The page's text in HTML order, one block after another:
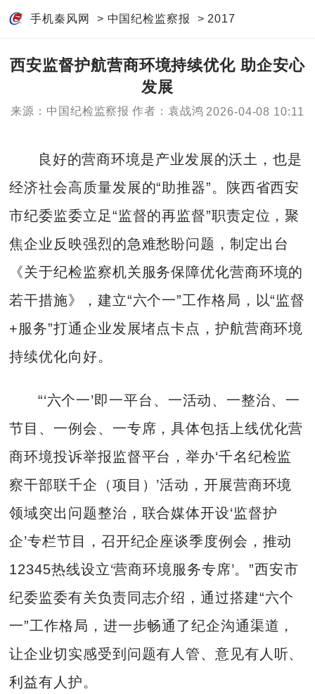
手机秦风网 > 中国纪检监察报 > 2017
西安监督护航营商环境持续优化 助企安心
发展
来源：中国纪检监察报 作者：袁战鸿 2026-04-08 10:11
良好的营商环境是产业发展的沃土，也是
经济社会高质量发展的“助推器”。陕西省西安
市纪委监委立足“监督的再监督”职责定位，聚
焦企业反映强烈的急难愁盼问题，制定出台
《关于纪检监察机关服务保障优化营商环境的
若干措施》，建立“六个一”工作格局，以“监督
+服务”打通企业发展堵点卡点，护航营商环境
持续优化向好。
“‘六个一’即一平台、一活动、一整治、一
节目、一例会、一专席，具体包括上线优化营
商环境投诉举报监督平台，举办‘千名纪检监
察干部联千企（项目）’活动，开展营商环境
领域突出问题整治，联合媒体开设‘监督护
企’专栏节目，召开纪企座谈季度例会，推动
12345热线设立‘营商环境服务专席’。”西安市
纪委监委有关负责同志介绍，通过搭建“六个
一”工作格局，进一步畅通了纪企沟通渠道，
让企业切实感受到问题有人管、意见有人听、
利益有人护。